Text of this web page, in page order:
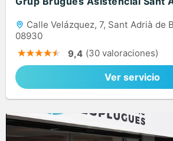
Calle Velázquez, 7, Sant Adrià de
08930
9,4 (30 valoraciones)
Ver servicio